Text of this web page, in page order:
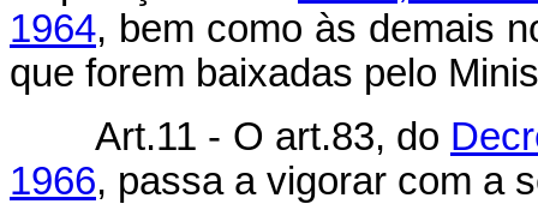
1964, bem como às demais
que forem baixadas pelo
Art.11 - O art.83, do
1966, passa a vigorar com a